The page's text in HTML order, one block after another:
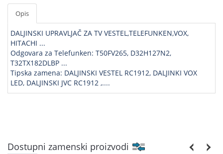
Opis
DALJINSKI UPRAVLJAČ ZA TV VESTEL,TELEFUNKEN,VOX,
HITACHI ...
Odgovara za Telefunken: T50FV265, D32H127N2,
T32TX182DLBP ...
Tipska zamena: DALJINSKI VESTEL RC1912, DALJINKI VOX
LED, DALJINSKI JVC RC1912 ,....
Dostupni zamenski proizvodi